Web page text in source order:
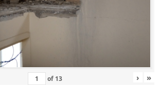
of 13 › »